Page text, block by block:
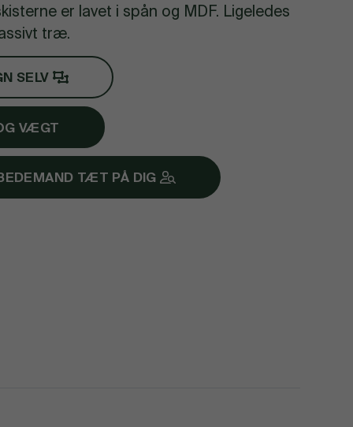
er lavet i spån og MDF. Ligeledes
træ.
SELV
VÆGT
TÆT PÅ DIG